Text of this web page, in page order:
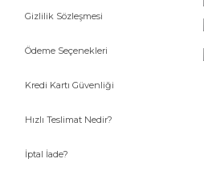
Gizlilik Sözleşmesi
Ödeme Seçenekleri
Kredi Kartı Güvenliği
Hızlı Teslimat Nedir?
İptal İade?